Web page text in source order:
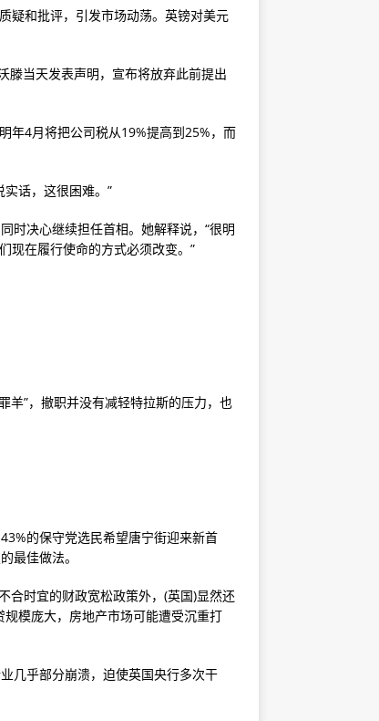
疑和批评，引发市场动荡。英镑对美元
滕当天发表声明，宣布将放弃此前提出
年4月将把公司税从19%提高到25%，而
话，这很困难。”
时决心继续担任首相。她解释说，“很明
现在履行使命的方式必须改变。”
羊”，撤职并没有减轻特拉斯的压力，也
的保守党选民希望唐宁街迎来新首
最佳做法。
合时宜的财政宽松政策外，(英国)显然还
模庞大，房地产市场可能遭受沉重打
几乎部分崩溃，迫使英国央行多次干